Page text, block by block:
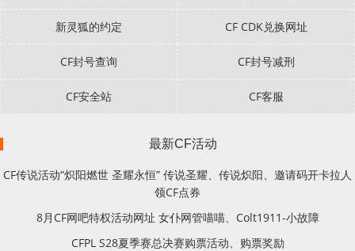
新灵狐的约定 CF CDK兑换网址
CF封号查询 CF封号减刑
CF安全站 CF客服
最新CF活动
CF传说活动“炽阳燃世 圣耀永恒” 传说圣耀、传说炽阳、邀请码开卡拉人
领CF点券
8月CF网吧特权活动网址 女仆网管喵喵、Colt1911-小故障
CFPL S28夏季赛总决赛购票活动、购票奖励